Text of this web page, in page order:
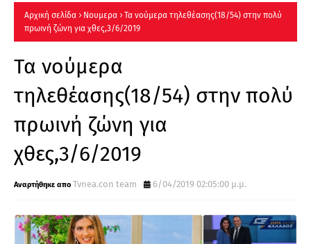
Αρχική σελίδα Νουμερα
Τα νούμερα τηλεθέασης(18/54) στην πολύ
πρωινή ζώνη για χθες,3/6/2019
Τα νούμερα
τηλεθέασης(18/54) στην πολύ
πρωινή ζώνη για
χθες,3/6/2019
Tvnea.con team 6/04/2019 02:05:00 μ.μ.